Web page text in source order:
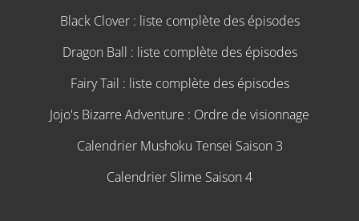
Black Clover : liste complète des épisodes
Dragon Ball : liste complète des épisodes
Fairy Tail : liste complète des épisodes
Jojo's Bizarre Adventure : Ordre de visionnage
Calendrier Mushoku Tensei Saison 3
Calendrier Slime Saison 4